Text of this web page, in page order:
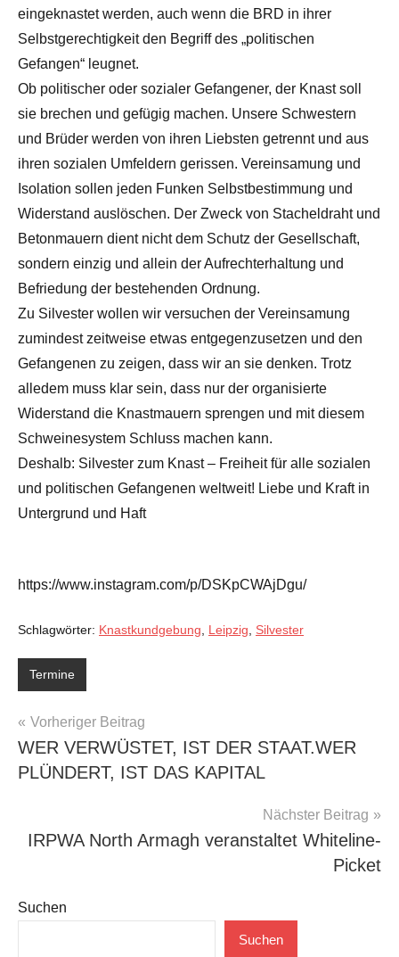
eingeknastet werden, auch wenn die BRD in ihrer
Selbstgerechtigkeit den Begriff des „politischen
Gefangen“ leugnet.
Ob politischer oder sozialer Gefangener, der Knast soll
sie brechen und gefügig machen. Unsere Schwestern
und Brüder werden von ihren Liebsten getrennt und aus
ihren sozialen Umfeldern gerissen. Vereinsamung und
Isolation sollen jeden Funken Selbstbestimmung und
Widerstand auslöschen. Der Zweck von Stacheldraht und
Betonmauern dient nicht dem Schutz der Gesellschaft,
sondern einzig und allein der Aufrechterhaltung und
Befriedung der bestehenden Ordnung.
Zu Silvester wollen wir versuchen der Vereinsamung
zumindest zeitweise etwas entgegenzusetzen und den
Gefangenen zu zeigen, dass wir an sie denken. Trotz
alledem muss klar sein, dass nur der organisierte
Widerstand die Knastmauern sprengen und mit diesem
Schweinesystem Schluss machen kann.
Deshalb: Silvester zum Knast – Freiheit für alle sozialen
und politischen Gefangenen weltweit! Liebe und Kraft in
Untergrund und Haft
https://www.instagram.com/p/DSKpCWAjDgu/
Schlagwörter: Knastkundgebung Leipzig Silvester
Termine
Beitragsnavigation
Vorheriger Beitrag
WER VERWÜSTET, IST DER STAAT.WER
PLÜNDERT, IST DAS KAPITAL
Nächster Beitrag
IRPWA North Armagh veranstaltet Whiteline-
Picket
Suchen
Suchen